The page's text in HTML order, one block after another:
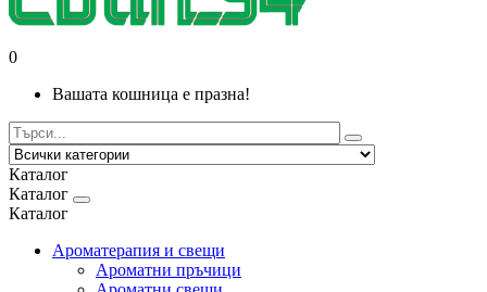
0
Вашата кошница е празна!
Каталог
Каталог
Каталог
Ароматерапия и свещи
Ароматни пръчици